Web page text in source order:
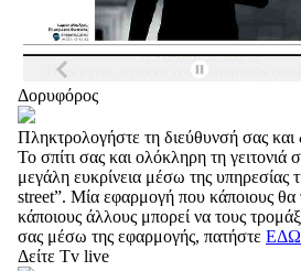
Δορυφόρος
Πληκτρολογήστε τη διεύθυνσή σας και
Το σπίτι σας και ολόκληρη τη γειτονιά
μεγάλη ευκρίνεια μέσω της
street”. Μία εφαρμογή που κάποιους θα
κάποιους άλλους μπορεί να τους
σας μέσω της εφαρμογής, πατήστε ΕΔΩ
Δείτε Tv live